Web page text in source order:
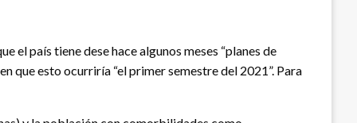
el país tiene dese hace algunos meses “planes de
que esto ocurriría “el primer semestre del 2021”. Para